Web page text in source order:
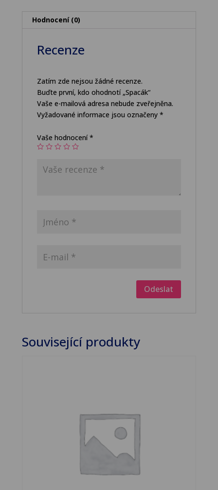
Hodnocení (0)
Recenze
Zatím zde nejsou žádné recenze.
Buďte první, kdo ohodnotí „Spacák“
Vaše e-mailová adresa nebude zveřejněna.
Vyžadované informace jsou označeny *
Vaše hodnocení*
Související produkty